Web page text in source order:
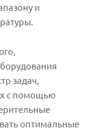
и
задач,
с помощью
оптимальные